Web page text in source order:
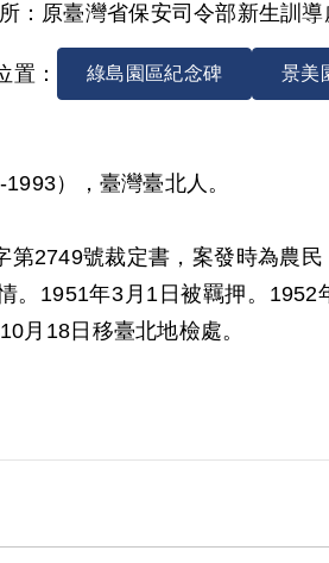
： 原臺灣省保安司令部新生訓導
置： 綠島園區紀念碑 景美
），臺灣臺北人。
第2749號裁定書，案發時為農
。1951年3月1日被羈押。
月18日移臺北地檢處。
年3月向補償基金會提出申請